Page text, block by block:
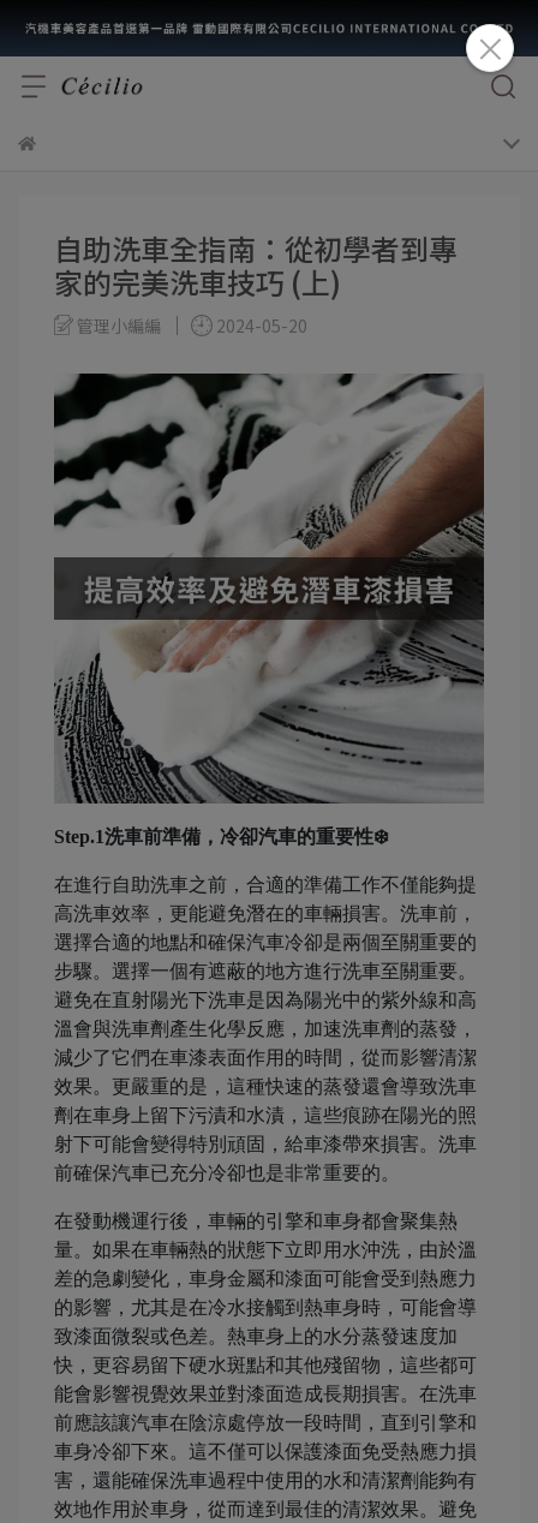
自助洗車全指南：從初學者到專
家的完美洗車技巧 (上)
管理小編編 2024-05-20
Step.1洗車前準備，冷卻汽車的重要性❄️
在進行自助洗車之前，合適的準備工作不僅能夠提
高洗車效率，更能避免潛在的車輛損害。洗車前，
選擇合適的地點和確保汽車冷卻是兩個至關重要的
步驟。選擇一個有遮蔽的地方進行洗車至關重要。
避免在直射陽光下洗車是因為陽光中的紫外線和高
溫會與洗車劑產生化學反應，加速洗車劑的蒸發，
減少了它們在車漆表面作用的時間，從而影響清潔
效果。更嚴重的是，這種快速的蒸發還會導致洗車
劑在車身上留下污漬和水漬，這些痕跡在陽光的照
射下可能會變得特別頑固，給車漆帶來損害。洗車
前確保汽車已充分冷卻也是非常重要的。
在發動機運行後，車輛的引擎和車身都會聚集熱
量。如果在車輛熱的狀態下立即用水沖洗，由於溫
差的急劇變化，車身金屬和漆面可能會受到熱應力
的影響，尤其是在冷水接觸到熱車身時，可能會導
致漆面微裂或色差。熱車身上的水分蒸發速度加
快，更容易留下硬水斑點和其他殘留物，這些都可
能會影響視覺效果並對漆面造成長期損害。在洗車
前應該讓汽車在陰涼處停放一段時間，直到引擎和
車身冷卻下來。這不僅可以保護漆面免受熱應力損
害，還能確保洗車過程中使用的水和清潔劑能夠有
效地作用於車身，從而達到最佳的清潔效果。避免